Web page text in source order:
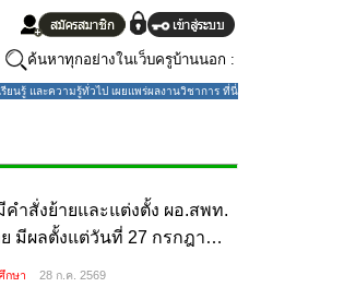
ค้นหาทุกอย่างในเว็บครูบ้านนอก :
นรู้ และความรู้ทั่วไป เผยแพร่ผลงานวิชาการ ที่นี่
ำสั่งย้ายและแต่งตั้ง ผอ.สพท. 40
ลตั้งแต่วันที่ 27 กรกฎาคม 2569
ษา 28 ก.ค. 2569